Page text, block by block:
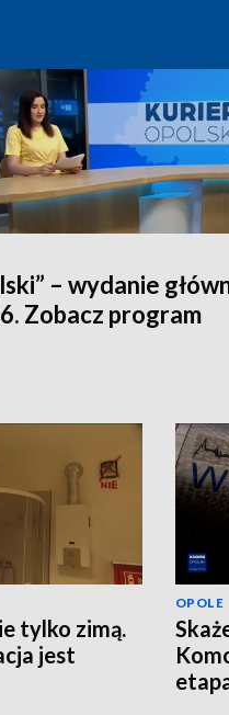
– wydanie
Zobacz program
tylko zimą.
jest
OPOLE